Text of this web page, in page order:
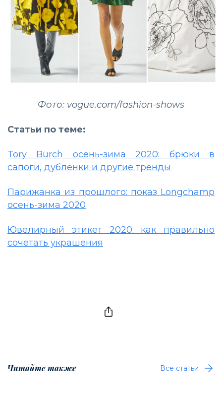
Фото: vogue.com/fashion-shows
Статьи по теме:
Tory Burch осень-зима 2020: брюки в
сапоги, дубленки и другие тренды
Парижанка из прошлого: показ Longchamp
осень-зима 2020
Ювелирный этикет 2020: как правильно
сочетать украшения
Читайте также Все статьи